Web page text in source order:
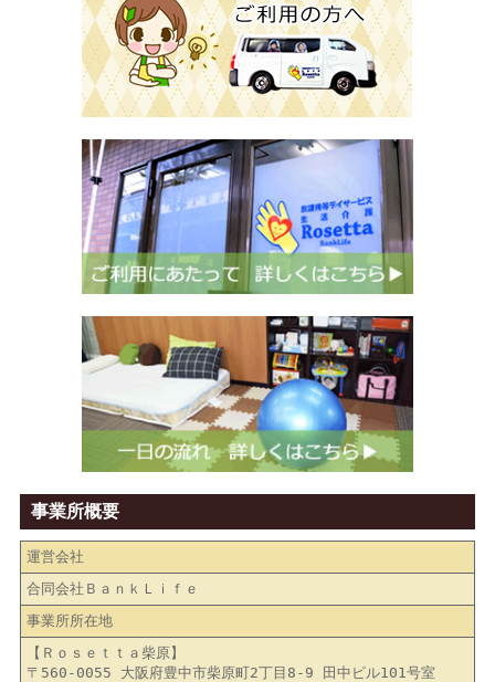
事業所概要
運営会社
合同会社ＢａｎｋＬｉｆｅ
事業所所在地
【Ｒｏｓｅｔｔａ柴原】
〒560-0055 大阪府豊中市柴原町2丁目8-9 田中ビル101号室